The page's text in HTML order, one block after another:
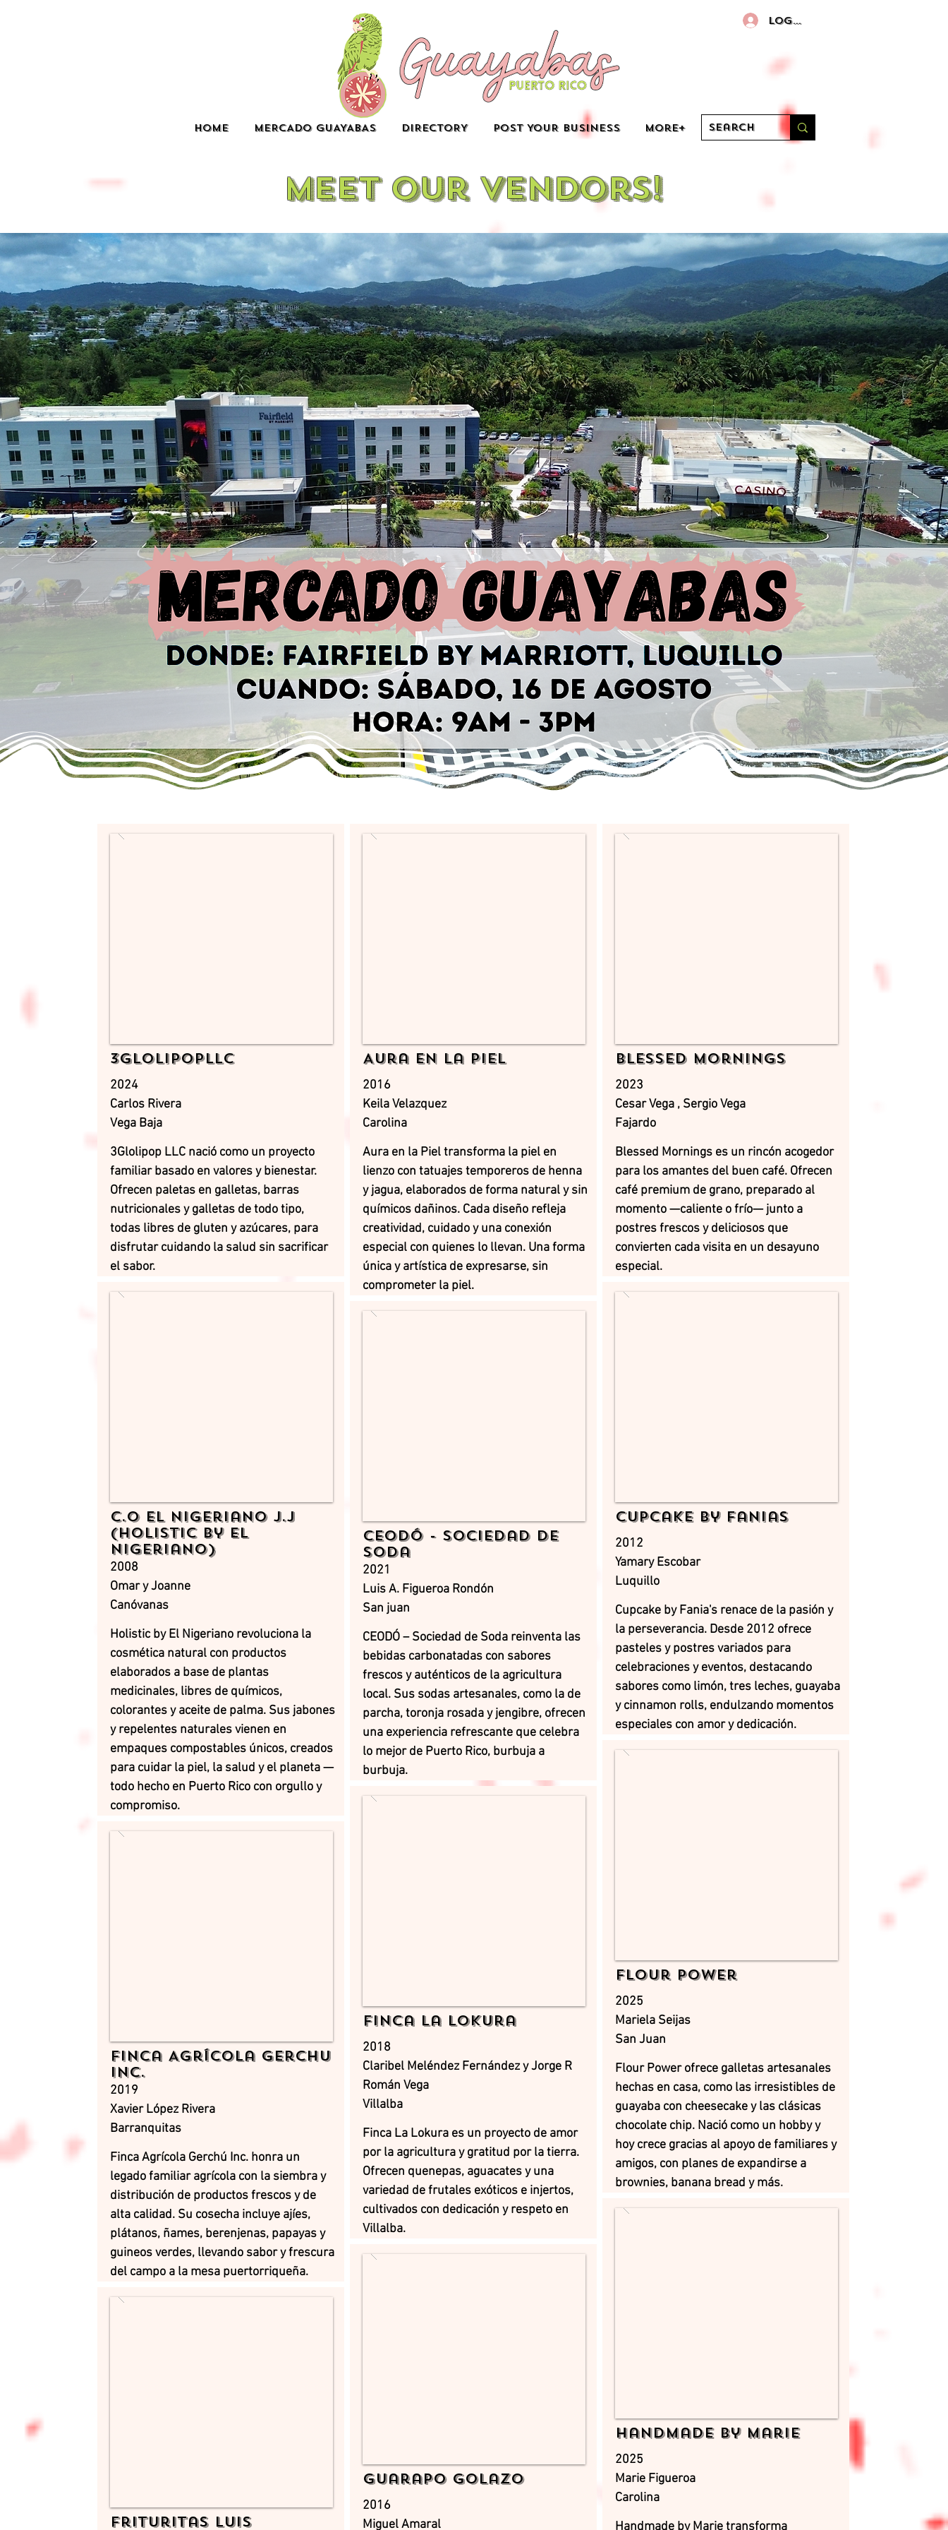
HOME MERCADO GUAYABAS DIRECTORY POST YOUR BUSINESS More+
Log In
Meet our vendors!
3GlolipopLLC
2024
Carlos Rivera
Vega Baja
3Glolipop LLC nació como un proyecto
familiar basado en valores y bienestar.
Ofrecen paletas en galletas, barras
nutricionales y galletas de todo tipo,
todas libres de gluten y azúcares, para
disfrutar cuidando la salud sin sacrificar
el sabor.
C.O El Nigeriano J.J
(Holistic by El
Nigeriano)
2008
Omar y Joanne
Canóvanas
Holistic by El Nigeriano revoluciona la
cosmética natural con productos
elaborados a base de plantas
medicinales, libres de químicos,
colorantes y aceite de palma. Sus jabones
y repelentes naturales vienen en
empaques compostables únicos, creados
para cuidar la piel, la salud y el planeta —
todo hecho en Puerto Rico con orgullo y
compromiso.
Finca Agrícola Gerchu
Inc.
2019
Xavier López Rivera
Barranquitas
Finca Agrícola Gerchú Inc. honra un
legado familiar agrícola con la siembra y
distribución de productos frescos y de
alta calidad. Su cosecha incluye ajíes,
plátanos, ñames, berenjenas, papayas y
guineos verdes, llevando sabor y frescura
del campo a la mesa puertorriqueña.
Frituritas Luis
Aura en la Piel
2016
Keila Velazquez
Carolina
Aura en la Piel transforma la piel en
lienzo con tatuajes temporeros de henna
y jagua, elaborados de forma natural y sin
químicos dañinos. Cada diseño refleja
creatividad, cuidado y una conexión
especial con quienes lo llevan. Una forma
única y artística de expresarse, sin
comprometer la piel.
CEODÓ - Sociedad de
Soda
2021
Luis A. Figueroa Rondón
San juan
CEODÓ – Sociedad de Soda reinventa las
bebidas carbonatadas con sabores
frescos y auténticos de la agricultura
local. Sus sodas artesanales, como la de
parcha, toronja rosada y jengibre, ofrecen
una experiencia refrescante que celebra
lo mejor de Puerto Rico, burbuja a
burbuja.
Finca La Lokura
2018
Claribel Meléndez Fernández y Jorge R
Román Vega
Villalba
Finca La Lokura es un proyecto de amor
por la agricultura y gratitud por la tierra.
Ofrecen quenepas, aguacates y una
variedad de frutales exóticos e injertos,
cultivados con dedicación y respeto en
Villalba.
Guarapo Golazo
2016
Miguel Amaral
Blessed Mornings
2023
Cesar Vega , Sergio Vega
Fajardo
Blessed Mornings es un rincón acogedor
para los amantes del buen café. Ofrecen
café premium de grano, preparado al
momento —caliente o frío— junto a
postres frescos y deliciosos que
convierten cada visita en un desayuno
especial.
Cupcake by Fanias
2012
Yamary Escobar
Luquillo
Cupcake by Fania's renace de la pasión y
la perseverancia. Desde 2012 ofrece
pasteles y postres variados para
celebraciones y eventos, destacando
sabores como limón, tres leches, guayaba
y cinnamon rolls, endulzando momentos
especiales con amor y dedicación.
Flour Power
2025
Mariela Seijas
San Juan
Flour Power ofrece galletas artesanales
hechas en casa, como las irresistibles de
guayaba con cheesecake y las clásicas
chocolate chip. Nació como un hobby y
hoy crece gracias al apoyo de familiares y
amigos, con planes de expandirse a
brownies, banana bread y más.
Handmade by Marie
2025
Marie Figueroa
Carolina
Handmade by Marie transforma